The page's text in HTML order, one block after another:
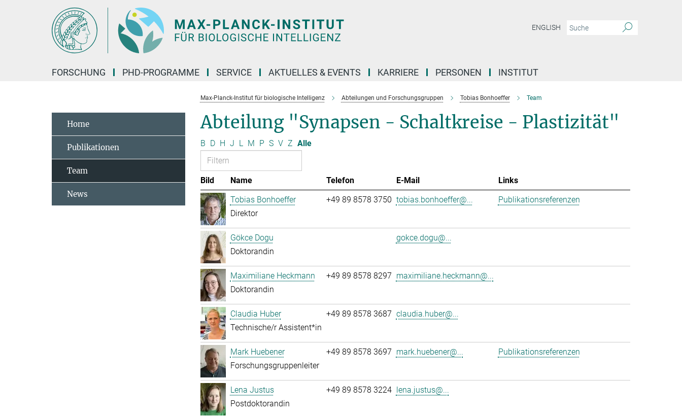
ENGLISH
FORSCHUNG PHD-PROGRAMME SERVICE AKTUELLES & EVENTS KARRIERE PERSONEN INSTITUT
Max-Planck-Institut für biologische Intelligenz Abteilungen und Forschungsgruppen Tobias Bonhoeffer Team
Abteilung "Synapsen - Schaltkreise - Plastizität"
B D H J L M P S V Z Alle
Bild Name Telefon E-Mail
Links
Tobias Bonhoeffer
Direktor
+49 89 8578 3750 tobias.bonhoeffer@... Publikationsreferenzen
Gökce Dogu
Doktorandin
gokce.dogu@...
Maximiliane Heckmann
Doktorandin
+49 89 8578 8297 maximiliane.heckmann@...
Claudia Huber
Technische/r Assistent*in
+49 89 8578 3687 claudia.huber@...
Mark Huebener
Forschungsgruppenleiter
+49 89 8578 3697 mark.huebener@... Publikationsreferenzen
Lena Justus
Postdoktorandin
+49 89 8578 3224 lena.justus@...
Home
Publikationen
Team
News